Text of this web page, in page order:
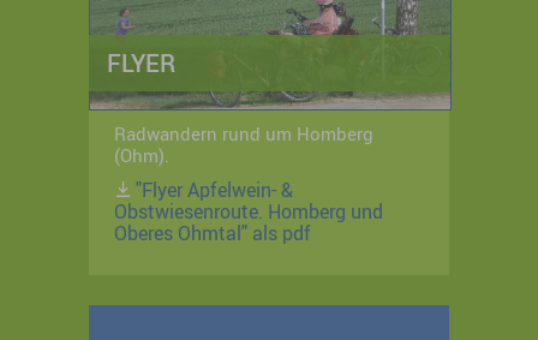
FLYER
Radwandern rund um Homberg
(Ohm).
"Flyer Apfelwein- &
Obstwiesenroute. Homberg und
Oberes Ohmtal" als pdf